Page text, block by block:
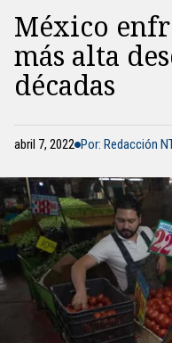
México
más alta
décadas
abril 7, 2022 Por: Redacción